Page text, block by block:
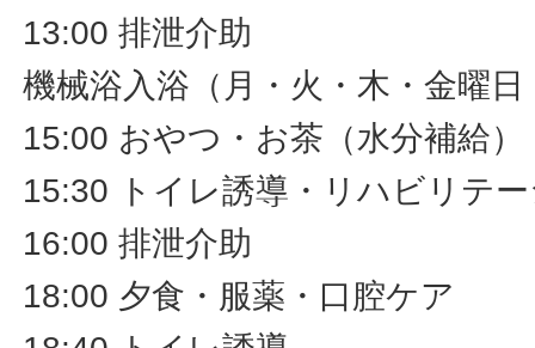
13:00 排泄介助
機械浴入浴（月・火・木・金曜
15:00 おやつ・お茶（水分補給）
15:30 トイレ誘導・リハビリテ
16:00 排泄介助
18:00 夕食・服薬・口腔ケア